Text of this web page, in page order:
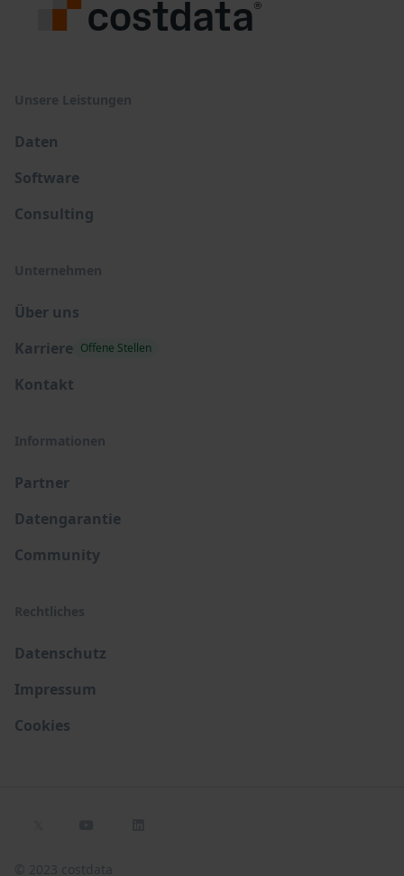
Unsere Leistungen
Daten
Software
Consulting
Unternehmen
Über uns
Karriere Offene Stellen
Kontakt
Informationen
Partner
Datengarantie
Community
Rechtliches
Datenschutz
Impressum
Cookies
© 2023 costdata